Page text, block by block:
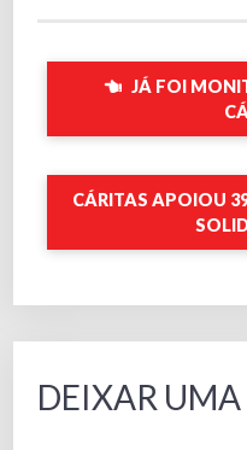
JÁ FOI
CÁRITAS APOIOU
DEIXAR UMA